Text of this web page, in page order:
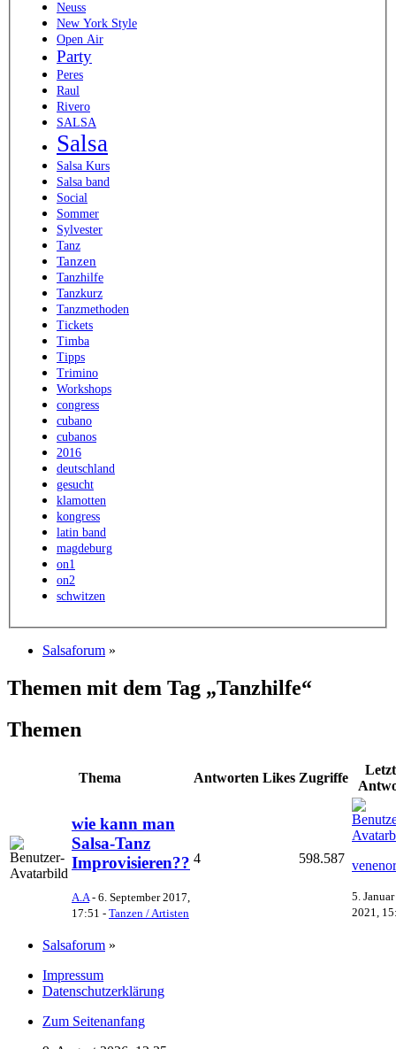
Neuss
New York Style
Open Air
Party
Peres
Raul
Rivero
SALSA
Salsa
Salsa Kurs
Salsa band
Social
Sommer
Sylvester
Tanz
Tanzen
Tanzhilfe
Tanzkurz
Tanzmethoden
Tickets
Timba
Tipps
Trimino
Workshops
congress
cubano
cubanos
2016
deutschland
gesucht
klamotten
kongress
latin band
magdeburg
on1
on2
schwitzen
Salsaforum »
Themen mit dem Tag „Tanzhilfe“
Themen
Thema Antworten Likes Zugriffe
wie kann man
Salsa-Tanz
Improvisieren??
A.A- 6. September 2017,
17:51 - Tanzen / Artisten
4 598.587
5. Januar
2021,
Salsaforum »
Impressum
Datenschutzerklärung
Zum Seitenanfang